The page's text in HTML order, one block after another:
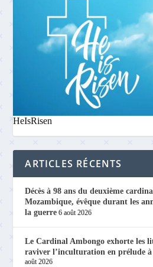
HeIsRisen
ARTICLES RÉCENTS
Décès à 98 ans du deuxième
Mozambique, évêque durant les
la guerre 6 août 2026
Le Cardinal Ambongo exhorte les
raviver l’inculturation en prélude à
août 2026